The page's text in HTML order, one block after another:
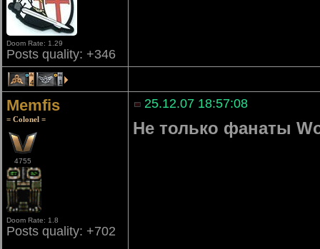
Doom Rate: 1.29
Posts quality: +346
4 1
Memfis
= Colonel =
4755
Doom Rate: 1.8
Posts quality: +702
25.12.07 18:57:08
Не только фанаты